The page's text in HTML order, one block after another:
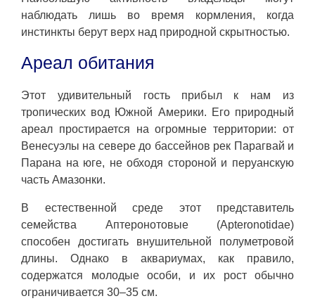
наблюдать лишь во время кормления, когда
инстинкты берут верх над природной скрытностью.
Ареал обитания
Этот удивительный гость прибыл к нам из
тропических вод Южной Америки. Его природный
ареал простирается на огромные территории: от
Венесуэлы на севере до бассейнов рек Парагвай и
Парана на юге, не обходя стороной и перуанскую
часть Амазонки.
В естественной среде этот представитель
семейства Аптеронотовые (Apteronotidae)
способен достигать внушительной полуметровой
длины. Однако в аквариумах, как правило,
содержатся молодые особи, и их рост обычно
ограничивается 30–35 см.